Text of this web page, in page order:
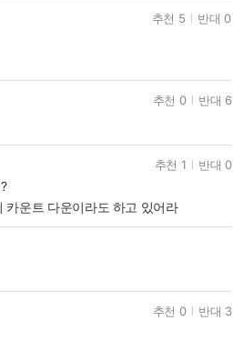
추천 5 반대 0
추천 0 반대 6
카운트 다운이라도 하고 있어라
추천 1 반대 0
추천 0 반대 3